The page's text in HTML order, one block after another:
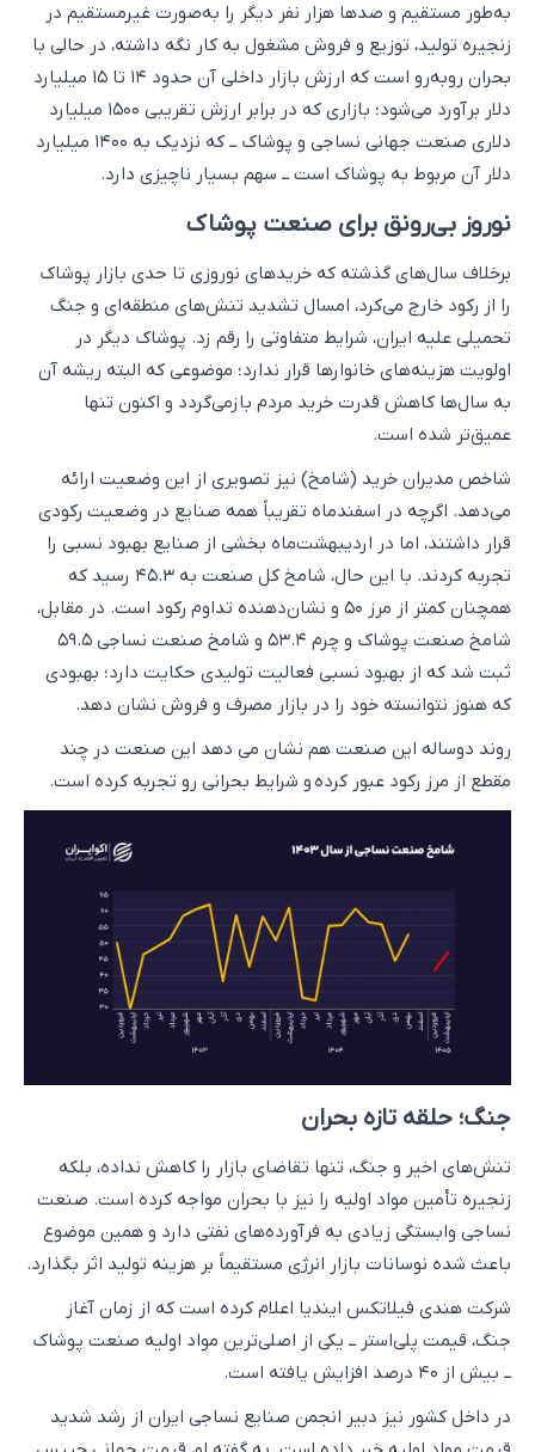
به‌طور مستقیم و صدها هزار نفر دیگر را به‌صورت غیرمستقیم در
زنجیره تولید، توزیع و فروش مشغول به کار نگه داشته، در حالی با
بحران روبه‌رو است که ارزش بازار داخلی آن حدود ۱۴ تا ۱۵ میلیارد
دلار برآورد می‌شود؛ بازاری که در برابر ارزش تقریبی ۱۵۰۰ میلیارد
دلاری صنعت جهانی نساجی و پوشاک ــ که نزدیک به ۱۴۰۰ میلیارد
دلار آن مربوط به پوشاک است ــ سهم بسیار ناچیزی دارد.
نوروز بی‌رونق برای صنعت پوشاک
برخلاف سال‌های گذشته که خریدهای نوروزی تا حدی بازار پوشاک
را از رکود خارج می‌کرد، امسال تشدید تنش‌های منطقه‌ای و جنگ
تحمیلی علیه ایران، شرایط متفاوتی را رقم زد. پوشاک دیگر در
اولویت هزینه‌های خانوارها قرار ندارد؛ موضوعی که البته ریشه آن
به سال‌ها کاهش قدرت خرید مردم بازمی‌گردد و اکنون تنها
عمیق‌تر شده است.
شاخص مدیران خرید (شامخ) نیز تصویری از این وضعیت ارائه
می‌دهد. اگرچه در اسفندماه تقریباً همه صنایع در وضعیت رکودی
قرار داشتند، اما در اردیبهشت‌ماه بخشی از صنایع بهبود نسبی را
تجربه کردند. با این حال، شامخ کل صنعت به ۴۵.۳ رسید که
همچنان کمتر از مرز ۵۰ و نشان‌دهنده تداوم رکود است. در مقابل،
شامخ صنعت پوشاک و چرم ۵۳.۴ و شامخ صنعت نساجی ۵۹.۵
ثبت شد که از بهبود نسبی فعالیت تولیدی حکایت دارد؛ بهبودی
که هنوز نتوانسته خود را در بازار مصرف و فروش نشان دهد.
روند دوساله این صنعت هم نشان می دهد این صنعت در چند
مقطع از مرز رکود عبور کرده و شرایط بحرانی رو تجربه کرده است.
جنگ؛ حلقه تازه بحران
تنش‌های اخیر و جنگ، تنها تقاضای بازار را کاهش نداده، بلکه
زنجیره تأمین مواد اولیه را نیز با بحران مواجه کرده است. صنعت
نساجی وابستگی زیادی به فرآورده‌های نفتی دارد و همین موضوع
باعث شده نوسانات بازار انرژی مستقیماً بر هزینه تولید اثر بگذارد.
شرکت هندی فیلاتکس ایندیا اعلام کرده است که از زمان آغاز
جنگ، قیمت پلی‌استر ــ یکی از اصلی‌ترین مواد اولیه صنعت پوشاک
ــ بیش از ۴۰ درصد افزایش یافته است.
در داخل کشور نیز دبیر انجمن صنایع نساجی ایران از رشد شدید